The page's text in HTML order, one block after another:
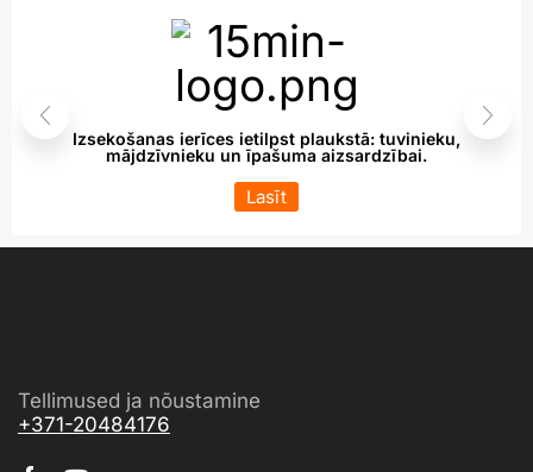
Izsekošanas ierīces ietilpst plaukstā: tuvinieku,
mājdzīvnieku un īpašuma aizsardzībai.
Lasīt
Tellimused ja nõustamine
+371-20484176